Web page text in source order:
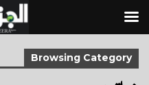
Browsing Category